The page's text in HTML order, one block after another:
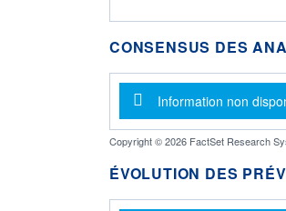
CONSENSUS DES
Message
Information non
Copyright © 2026 FactSet Research
ÉVOLUTION DES